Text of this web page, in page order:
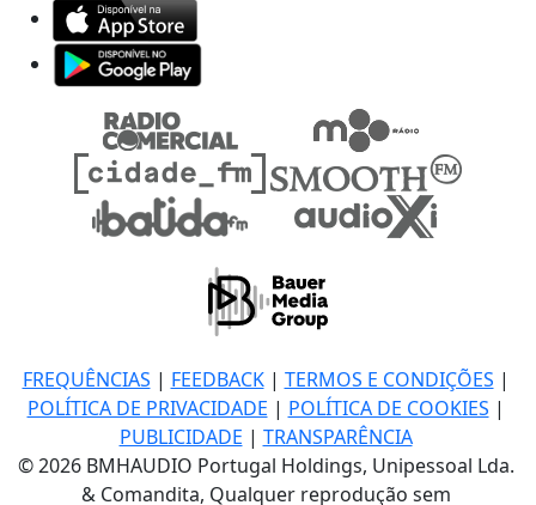
FREQUÊNCIAS | FEEDBACK| TERMOS E CONDIÇÕES |
POLÍTICA DE PRIVACIDADE | POLÍTICA DE COOKIES |
PUBLICIDADE | TRANSPARÊNCIA
© 2026 BMHAUDIO Portugal Holdings, Unipessoal Lda.
& Comandita, Qualquer reprodução sem